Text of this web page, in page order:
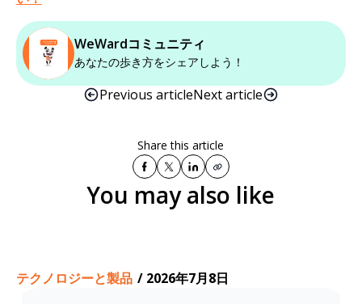
WeWardコミュニティ
あなたの歩き方をシェアしよう！
Previous articleNext article
Share this article
You may also like
テクノロジーと製品 / 2026年7月8日